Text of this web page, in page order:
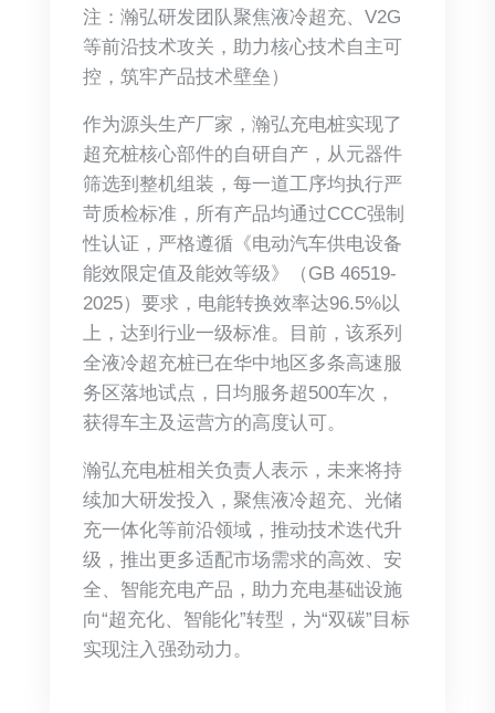
注：瀚弘研发团队聚焦液冷超充、V2G
等前沿技术攻关，助力核心技术自主可
控，筑牢产品技术壁垒）
作为源头生产厂家，瀚弘充电桩实现了
超充桩核心部件的自研自产，从元器件
筛选到整机组装，每一道工序均执行严
苛质检标准，所有产品均通过CCC强制
性认证，严格遵循《电动汽车供电设备
能效限定值及能效等级》（GB 46519-
2025）要求，电能转换效率达96.5%以
上，达到行业一级标准。目前，该系列
全液冷超充桩已在华中地区多条高速服
务区落地试点，日均服务超500车次，
获得车主及运营方的高度认可。
瀚弘充电桩相关负责人表示，未来将持
续加大研发投入，聚焦液冷超充、光储
充一体化等前沿领域，推动技术迭代升
级，推出更多适配市场需求的高效、安
全、智能充电产品，助力充电基础设施
向“超充化、智能化”转型，为“双碳”目标
实现注入强劲动力。